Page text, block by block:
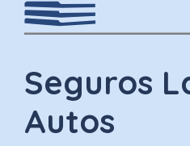
para
Uber
–
Chofer
App
Seguros
Autos